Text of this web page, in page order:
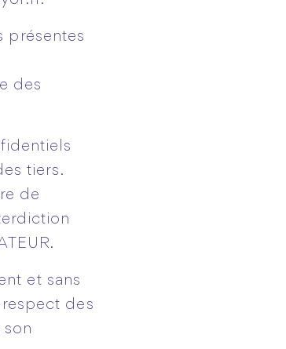
présentes
des
tiers.
de
et sans
des
son